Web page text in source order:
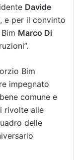
Davide
, e per il convinto
Marco Di
Bim
impegnato
comune e
rivolte alle
delle